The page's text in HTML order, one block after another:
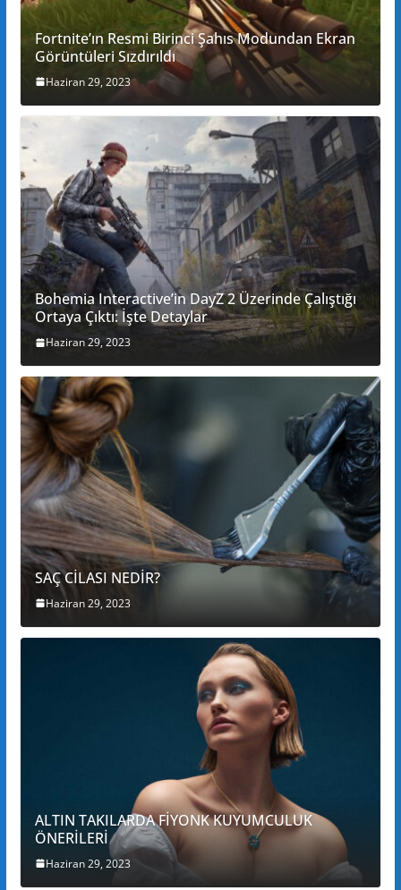
Fortnite’ın Resmi Birinci Şahıs Modundan Ekran
Görüntüleri Sızdırıldı
Haziran 29, 2023
Bohemia Interactive’in DayZ 2 Üzerinde Çalıştığı
Ortaya Çıktı: İşte Detaylar
Haziran 29, 2023
SAÇ CİLASI NEDİR?
Haziran 29, 2023
ALTIN TAKILARDA FİYONK KUYUMCULUK
ÖNERİLERİ
Haziran 29, 2023